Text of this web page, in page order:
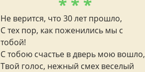
Не верится, что 30 лет прошло,
С тех пор, как поженились мы с
тобой!
С тобою счастье в дверь мою вошло,
Твой голос, нежный смех веселый